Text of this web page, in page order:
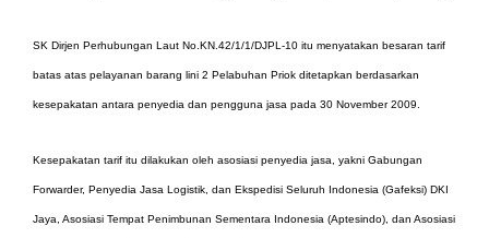
SK Dirjen Perhubungan Laut No.KN.42/1/1/DJPL-10 itu menyatakan besaran tarif
batas atas pelayanan barang lini 2 Pelabuhan Priok ditetapkan berdasarkan
kesepakatan antara penyedia dan pengguna jasa pada 30 November 2009.
Kesepakatan tarif itu dilakukan oleh asosiasi penyedia jasa, yakni Gabungan
Forwarder, Penyedia Jasa Logistik, dan Ekspedisi Seluruh Indonesia (Gafeksi) DKI
Jaya, Asosiasi Tempat Penimbunan Sementara Indonesia (Aptesindo), dan Asosiasi